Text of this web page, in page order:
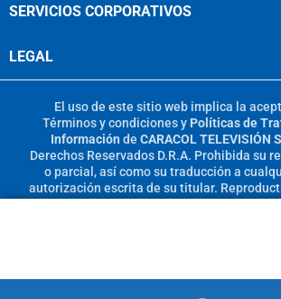
SERVICIOS CORPORATIVOS
LEGAL
El uso de este sitio web implica la
Términos y condicionesy Políticas de
Información de CARACOL TELEVISIÓN
Derechos Reservados D.R.A. Prohibida su
o parcial, así como su traducción a
autorización escrita de su titular.